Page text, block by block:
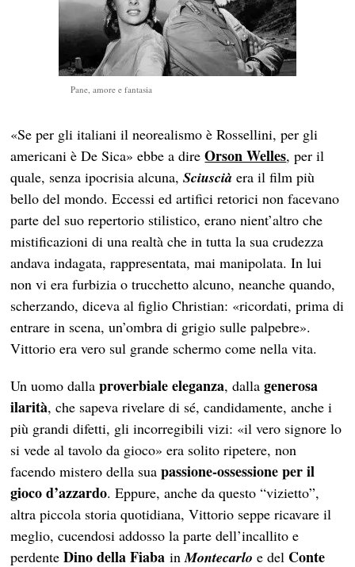
Pane, amore e fantasia
«Se per gli italiani il neorealismo è Rossellini, per gli
americani è De Sica» ebbe a direOrson Welles, per il
quale, senza ipocrisia alcuna,Sciuscià era il film più
bello del mondo. Eccessi ed artifici retorici non facevano
parte del suo repertorio stilistico, erano nient’altro che
mistificazioni di una realtà che in tutta la sua crudezza
andava indagata, rappresentata, mai manipolata. In lui
non vi era furbizia o trucchetto alcuno, neanche quando,
scherzando, diceva al figlio Christian: «ricordati, prima di
entrare in scena, un’ombra di grigio sulle palpebre».
Vittorio era vero sul grande schermo come nella vita.
Un uomo dallaproverbiale eleganza, dallagenerosa
ilarità, che sapeva rivelare di sé, candidamente, anche i
più grandi difetti, gli incorregibili vizi: «il vero signore lo
si vede al tavolo da gioco» era solito ripetere, non
facendo mistero della suapassione-ossessione per il
gioco d’azzardo. Eppure, anche da questo “vizietto”,
altra piccola storia quotidiana, Vittorio seppe ricavare il
meglio, cucendosi addosso la parte dell’incallito e
perdenteDino della Fiaba inMontecarlo e del Conte